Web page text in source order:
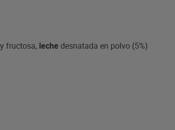
fructosa, leche desnatada en polvo (5%)